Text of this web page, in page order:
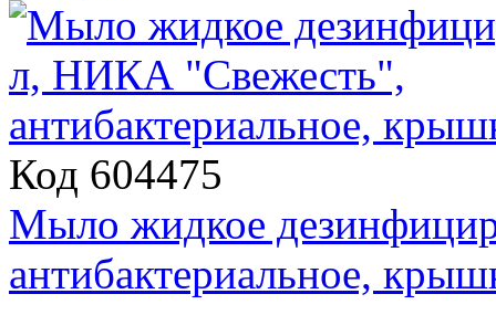
Код 604475
Мыло жидкое
антибактериальное,